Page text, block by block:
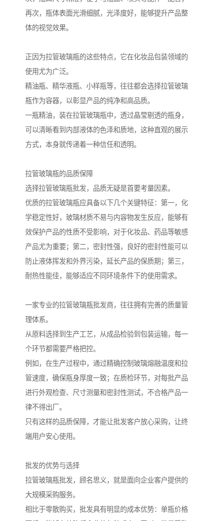
再次，瓶体表面光滑细腻，光泽度好，能够提升产品整
体的视觉效果。
正因为拉管玻璃瓶的这些特点，它在化妆品包装领域的
使用尤为广泛。
精油瓶、精华液瓶、小样瓶等，往往都会选择拉管玻璃
瓶作为容器，以彰显产品的纯净和高品质。
一瓶精油，装在拉管玻璃瓶中，透过晶莹剔透的瓶身，
可以清晰看到内部液体的色泽和质地，这种直观的展示
方式，本身就传递着一种信任和透明。
拉管玻璃瓶的品质保障
选择拉管玻璃瓶批发，品质无疑是首要考量因素。
优质的拉管玻璃瓶应具备以下几个关键特征：第一，化
学稳定性好，玻璃材质不易与内容物发生反应，能够有
效保护产品的性质不受影响，对于化妆品、药品等敏感
产品尤为重要；第二，密封性强，良好的密封性能可以
防止液体挥发和外界污染，延长产品的保质期；第三，
耐热性能佳，能够适应不同环境条件下的使用需求。
一家专业的拉管玻璃瓶批发商，往往拥有完善的质量管
理体系。
从原料选择到生产工艺，从成品检验到包装运输，每一
个环节都需要严格把控。
例如，在生产过程中，通过精确控制玻璃熔融温度和拉
管速度，确保瓶身厚度一致；在质检环节，对每批产品
进行外观检查、尺寸测量和密封性测试，不合格产品一
律不得出厂。
只有这样的品质保障，才能让批发客户放心采购，让终
端用户安心使用。
批发的优势与选择
拉管玻璃瓶批发，顾名思义，就是面向企业客户提供的
大规模采购服务。
相比于零散购买，批发具有明显的成本优势：单瓶价格